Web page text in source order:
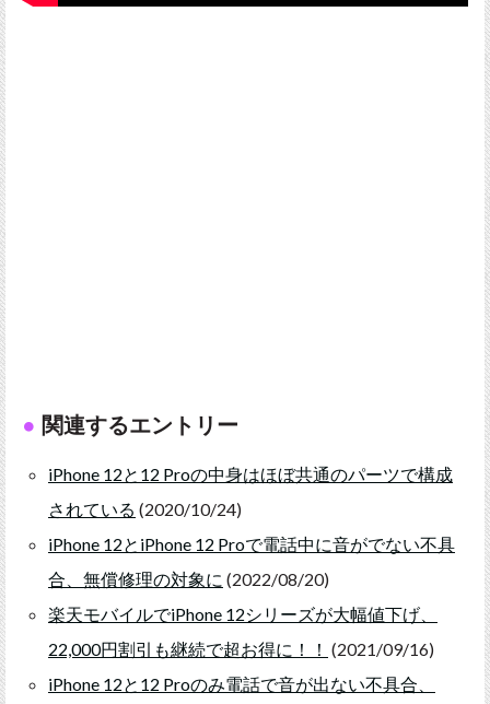
関連するエントリー
iPhone 12と12 Proの中身はほぼ共通のパーツで構成
されている (2020/10/24)
iPhone 12とiPhone 12 Proで電話中に音がでない不具
合、無償修理の対象に (2022/08/20)
楽天モバイルでiPhone 12シリーズが大幅値下げ、
22,000円割引も継続で超お得に！！ (2021/09/16)
iPhone 12と12 Proのみ電話で音が出ない不具合、